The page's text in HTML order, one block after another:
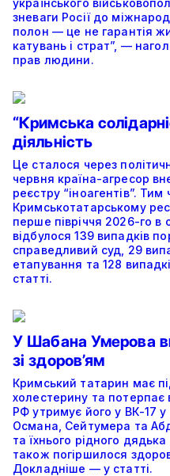
зневаги Росії до
полон — це не гарантія
катувань і страт”, —
прав людини.
“Кримська
діяльність
Це сталося через
червня країна-агресор
реєстру “іноагентів”.
Кримськотатарському
перше півріччя 2026-го
відбулося 139 випадків
справедливий суд, 29
етапування та 128
статті.
У Шабана Умерова
зі здоров’ям
Кримський татарин має
холестерину та потерпає
РФ утримує його у ВК-17
Османа, Сейтумера та
та їхнього рідного
також погіршилося
Докладніше — у статті.